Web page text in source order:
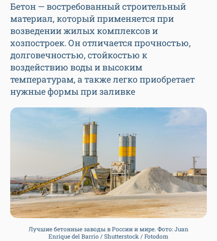
Бетон — востребованный строительный
материал, который применяется при
возведении жилых комплексов и
хозпостроек. Он отличается прочностью,
долговечностью, стойкостью к
воздействию воды и высоким
температурам, а также легко приобретает
нужные формы при заливке
Лучшие бетонные заводы в России и мире. Фото: Juan
Enrique del Barrio / Shutterstock / Fotodom